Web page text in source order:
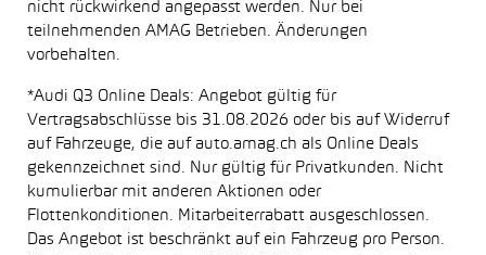
nicht rückwirkend angepasst werden. Nur bei
teilnehmenden AMAG Betrieben. Änderungen
vorbehalten.
*Audi Q3 Online Deals: Angebot gültig für
Vertragsabschlüsse bis 31.08.2026 oder bis auf Widerruf
auf Fahrzeuge, die auf auto.amag.ch als Online Deals
gekennzeichnet sind. Nur gültig für Privatkunden. Nicht
kumulierbar mit anderen Aktionen oder
Flottenkonditionen. Mitarbeiterrabatt ausgeschlossen.
Das Angebot ist beschränkt auf ein Fahrzeug pro Person.